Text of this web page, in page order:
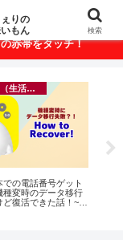
満載！
赤帯をタッチ！
ちぇり info（生活情報）
での電話番号ゲット
種変時のデータ移行
ど復活できた話！~
りの
もん
検索